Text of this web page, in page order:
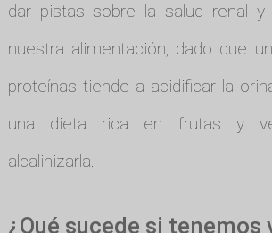
dar pistas sobre la salud renal y
nuestra alimentación, dado que
proteínas tiende a acidificar la
una dieta rica en frutas y
alcalinizarla.
¿Qué sucede si tenemos